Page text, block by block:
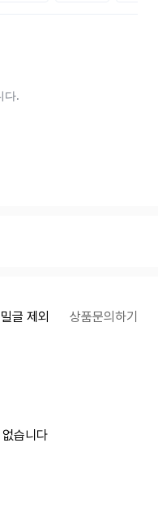
글 제외 상품문의하기
습니다